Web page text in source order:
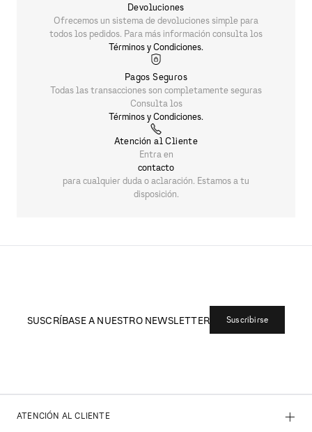
Devoluciones
Ofrecemos un sistema de devoluciones simple para
todos los pedidos. Para más información consulta los
Términos y Condiciones.
Pagos Seguros
Todas las transacciones son completamente seguras
Consulta los
Términos y Condiciones.
Atención al Cliente
Entra en
contacto
para cualquier duda o aclaración. Estamos a tu
disposición.
SUSCRÍBASE A NUESTRO NEWSLETTER Suscribirse
ATENCIÓN AL CLIENTE +